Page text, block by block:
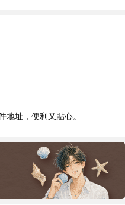
址，便利又貼心。